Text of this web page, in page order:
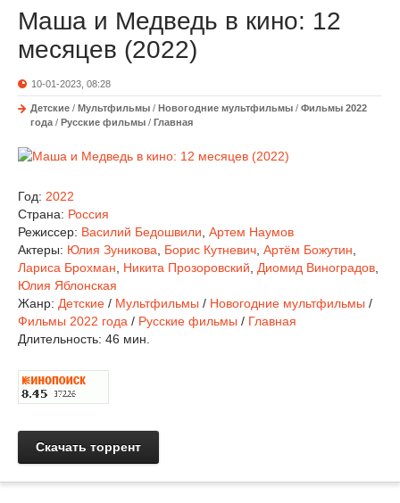
Маша и Медведь в кино: 12
месяцев (2022)
10-01-2023, 08:28
Детские / Мультфильмы / Новогодние мультфильмы / Фильмы 2022
года / Русские фильмы / Главная
Год: 2022
Страна: Россия
Режиссер: Василий Бедошвили Артем Наумов
Актеры: Юлия Зуникова Борис Кутневич Артём Божутин
Лариса Брохман
Никита Прозоровский Диомид Виноградов
Юлия Яблонская
Жанр: Детские / Мультфильмы / Новогодние мультфильмы /
Фильмы 2022 года / Русские фильмы / Главная
Длительность: 46 мин.
Скачать торрент